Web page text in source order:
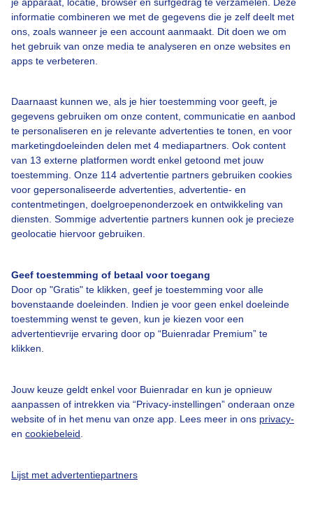
informatie combineren we met de gegevens die je zelf deelt met
ons, zoals wanneer je een account aanmaakt. Dit doen we om
het gebruik van onze media te analyseren en onze websites en
apps te verbeteren.
Daarnaast kunnen we, als je hier toestemming voor geeft, je
gegevens gebruiken om onze content, communicatie en aanbod
te personaliseren en je relevante advertenties te tonen, en voor
marketingdoeleinden delen met 4 mediapartners. Ook content
van 13 externe platformen wordt enkel getoond met jouw
toestemming. Onze 114 advertentie partners gebruiken cookies
voor gepersonaliseerde advertenties, advertentie- en
contentmetingen, doelgroepenonderzoek en ontwikkeling van
diensten. Sommige advertentie partners kunnen ook je precieze
geolocatie hiervoor gebruiken.
Geef toestemming of betaal voor toegang
Door op "Gratis" te klikken, geef je toestemming voor alle
bovenstaande doeleinden. Indien je voor geen enkel doeleinde
toestemming wenst te geven, kun je kiezen voor een
advertentievrije ervaring door op “Buienradar Premium” te
klikken.
Jouw keuze geldt enkel voor Buienradar en kun je opnieuw
aanpassen of intrekken via “Privacy-instellingen” onderaan onze
website of in het menu van onze app. Lees meer in ons privacy-
en cookiebeleid
Lijst met advertentiepartners
Bekijk slideshow
Een moment geduld aub...
Over Buienradar
Veelgestelde vragen
Contact
Toegankelijkheid
Gebruikersvoorwaarden
Buienradar Team
Privacy beleid
Cookie beleid